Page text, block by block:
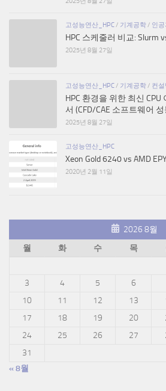
고성능연산_HPC/ 기계공학/ 인
HPC 스케줄러 비교: Slurm
2025년 8월 27일
고성능연산_HPC/ 기계공학/ 컨설
HPC 환경을 위한 최신
서 (CFD/CAE 소프트웨어
2025년 8월 27일
고성능연산_HPC
Xeon Gold 6240 vs AMD
2020년 2월 11일
2026 8월
월
화 수 목
3
4 5 6
10
11 12 13
17
18 19 20
24
25 26 27
31
« 8월